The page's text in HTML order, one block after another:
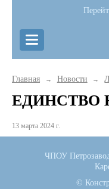
Главная → Новости →
ЕДИНСТВО
13 марта 2024 г.
ЧПОУ
©